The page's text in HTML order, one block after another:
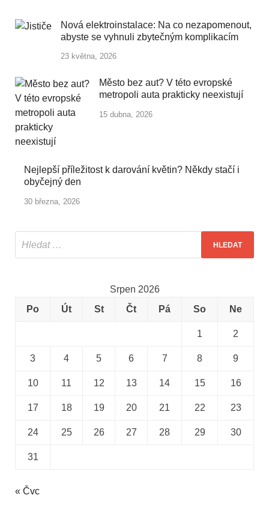
Nová elektroinstalace: Na co nezapomenout,
abyste se vyhnuli zbytečným komplikacím
23 května, 2026
Město bez aut? V této evropské
metropoli auta prakticky neexistují
15 dubna, 2026
Nejlepší příležitost k darování květin? Někdy stačí i
obyčejný den
30 března, 2026
Srpen 2026
Po
Út St Čt Pá So Ne
1 2
3 4 5 6 7 8 9
10 11 12 13 14 15 16
17 18 19 20 21 22 23
24 25 26 27 28 29 30
31
« Čvc